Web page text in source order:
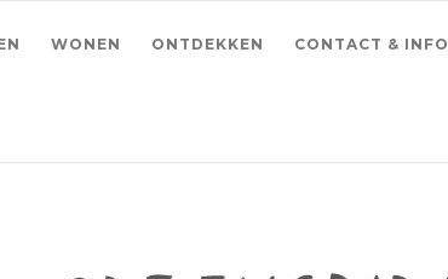
WONEN ONTDEKKEN CONTACT & INFO